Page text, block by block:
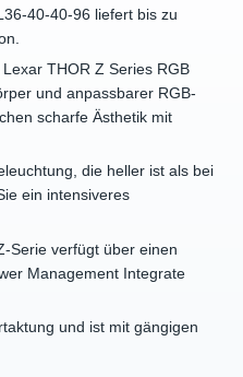
40-40-96 liefert bis zu
THOR Z Series RGB
und anpassbarer RGB-
scharfe Ästhetik mit
die heller ist als bei
ein intensiveres
Serie verfügt über einen
Management Integrate
und ist mit gängigen